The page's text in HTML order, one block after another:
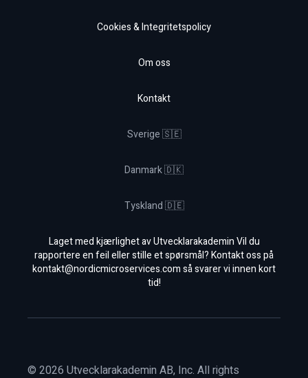
Cookies & Integritetspolicy
Om oss
Kontakt
Sverige 🇸🇪
Danmark 🇩🇰
Tyskland 🇩🇪
Laget med kjærlighet av Utvecklarakademin Vil du
rapportere en feil eller stille et spørsmål? Kontakt oss på
kontakt@nordicmicroservices.comså svarer vi innen kort
tid!
© 2026 Utvecklarakademin AB, Inc. All rights